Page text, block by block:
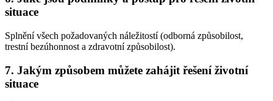
situace
Splnění všech požadovaných náležitostí (odborná způsobilost,
trestní bezúhonnost a zdravotní způsobilost).
7. Jakým způsobem můžete zahájit řešení životní
situace